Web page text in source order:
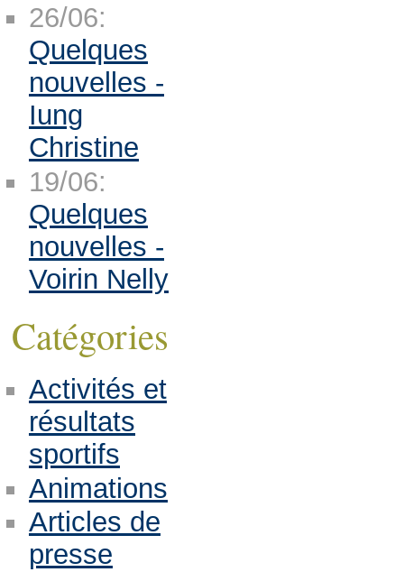
26/06:
Quelques
nouvelles -
Iung
Christine
19/06:
Quelques
nouvelles -
Voirin Nelly
Catégories
Activités et
résultats
sportifs
Animations
Articles de
presse